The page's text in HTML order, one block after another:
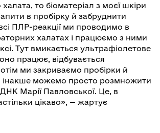
то біоматеріал з моєї шкіри
в пробірку й забруднити
ПЛР-реакції ми проводимо в
халатах і працюємо з ними
Тут вмикається ультрафіолетове
працює, відбувається
ми закриваємо пробірки й
інакше можемо просто розмножити
Марії Павловської. Це, в
цікаво», — жартує